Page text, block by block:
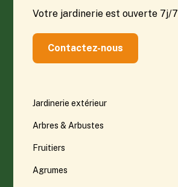
Votre jardinerie est ouverte 7j/7
Contactez-nous
Jardinerie extérieur
Arbres & Arbustes
Fruitiers
Agrumes